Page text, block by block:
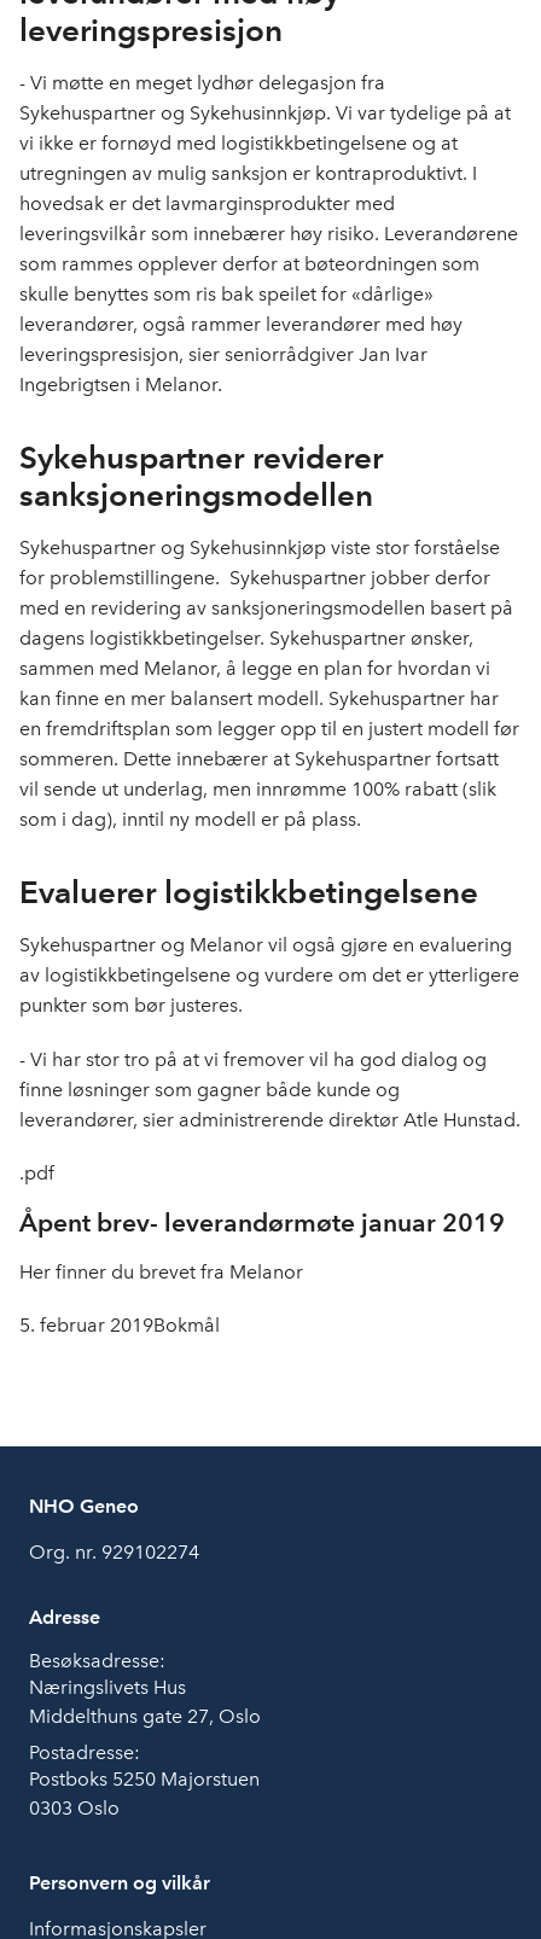
leveringspresisjon
- Vi møtte en meget lydhør delegasjon fra
Sykehuspartner og Sykehusinnkjøp. Vi var tydelige på at
vi ikke er fornøyd med logistikkbetingelsene og at
utregningen av mulig sanksjon er kontraproduktivt. I
hovedsak er det lavmarginsprodukter med
leveringsvilkår som innebærer høy risiko. Leverandørene
som rammes opplever derfor at bøteordningen som
skulle benyttes som ris bak speilet for «dårlige»
leverandører, også rammer leverandører med høy
leveringspresisjon, sier seniorrådgiver Jan Ivar
Ingebrigtsen i Melanor.
Sykehuspartner reviderer
sanksjoneringsmodellen
Sykehuspartner og Sykehusinnkjøp viste stor forståelse
for problemstillingene. Sykehuspartner jobber derfor
med en revidering av sanksjoneringsmodellen basert på
dagens logistikkbetingelser. Sykehuspartner ønsker,
sammen med Melanor, å legge en plan for hvordan vi
kan finne en mer balansert modell. Sykehuspartner har
en fremdriftsplan som legger opp til en justert modell før
sommeren. Dette innebærer at Sykehuspartner fortsatt
vil sende ut underlag, men innrømme 100% rabatt (slik
som i dag), inntil ny modell er på plass.
Evaluerer logistikkbetingelsene
Sykehuspartner og Melanor vil også gjøre en evaluering
av logistikkbetingelsene og vurdere om det er ytterligere
punkter som bør justeres.
- Vi har stor tro på at vi fremover vil ha god dialog og
finne løsninger som gagner både kunde og
leverandører, sier administrerende direktør Atle Hunstad.
.pdf
Åpent brev- leverandørmøte januar 2019
Her finner du brevet fra Melanor
5. februar 2019Bokmål
NHO Geneo
Org. nr. 929102274
Adresse
Besøksadresse:
Næringslivets Hus
Middelthuns gate 27, Oslo
Postadresse:
Postboks 5250 Majorstuen
0303 Oslo
Personvern og vilkår
Informasjonskapsler